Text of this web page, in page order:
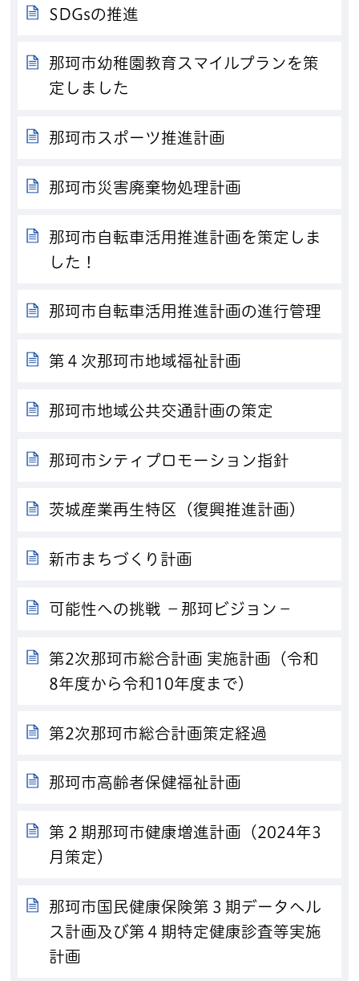
SDGsの推進
那珂市幼稚園教育スマイルプランを策
定しました
那珂市スポーツ推進計画
那珂市災害廃棄物処理計画
那珂市自転車活用推進計画を策定しま
した！
那珂市自転車活用推進計画の進行管理
第４次那珂市地域福祉計画
那珂市地域公共交通計画の策定
那珂市シティプロモーション指針
茨城産業再生特区（復興推進計画）
新市まちづくり計画
可能性への挑戦 －那珂ビジョン－
第2次那珂市総合計画 実施計画（令和
8年度から令和10年度まで）
第2次那珂市総合計画策定経過
那珂市高齢者保健福祉計画
第２期那珂市健康増進計画（2024年3
月策定）
那珂市国民健康保険第３期データヘル
ス計画及び第４期特定健康診査等実施
計画